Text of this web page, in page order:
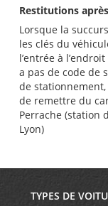
Restitutions
Lorsque la
les clés du
l’entrée à
a pas de code de
de
de remettre du
Perrache (station
Lyon)
TYPES DE